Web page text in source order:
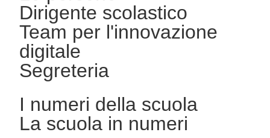
Dirigente scolastico
Team per l'innovazione
digitale
Segreteria
I numeri della scuola
La scuola in numeri